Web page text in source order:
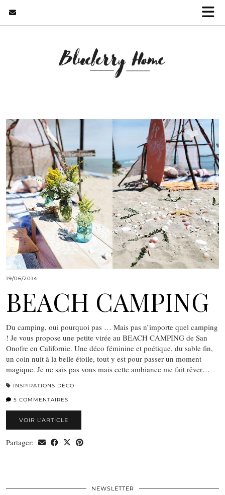
19/06/2014
BEACH CAMPING
Du camping, oui pourquoi pas … Mais pas n’importe quel camping
! Je vous propose une petite virée au BEACH CAMPING de San
Onofre en Californie. Une déco féminine et poétique, du sable fin,
un coin nuit à la belle étoile, tout y est pour passer un moment
magique. Je ne sais pas vous mais cette ambiance me fait rêver…
INSPIRATIONS DÉCO
5 COMMENTAIRES
VOIR L’ARTICLE
Partager:
NEWSLETTER